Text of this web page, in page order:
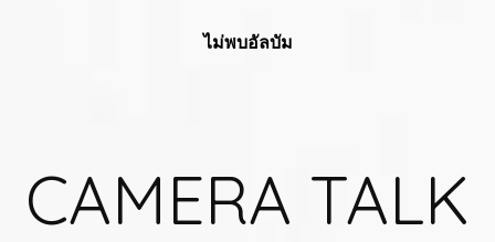
ไม่พบอัลบัม
CAMERA TALK